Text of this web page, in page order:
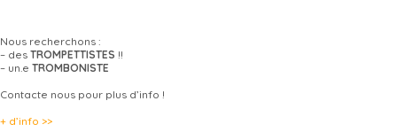
Nous recherchons :
– des TROMPETTISTES !!
– un.e TROMBONISTE
Contacte nous pour plus d’info !
+ d’info >>